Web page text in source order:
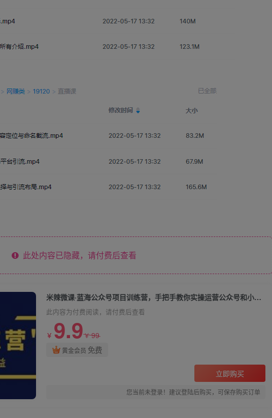
此处内容已隐藏，请付费后查看
米辣微课·蓝海公众号项目训练营，手把手教你实操运营公众号和小程序变现
此内容为付费阅读，请付费后查看
￥ 9.9￥99
黄金会员 免费
立即购买
您当前未登录！建议登陆后购买，可保存购买订单